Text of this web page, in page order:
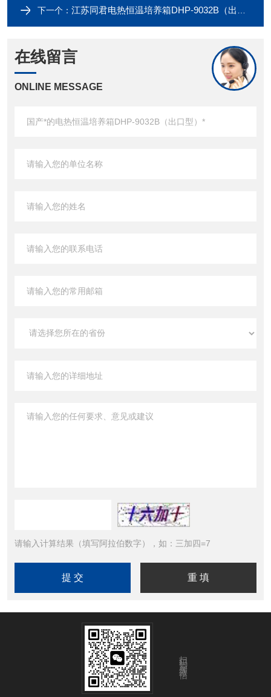
下一个： 江苏同君电热恒温培养箱DHP-9032B（出口型）*，欢迎采购咨询！
在线留言
ONLINE MESSAGE
请输入计算结果（填写阿拉伯数字），如：三加四=7
扫码添加微信